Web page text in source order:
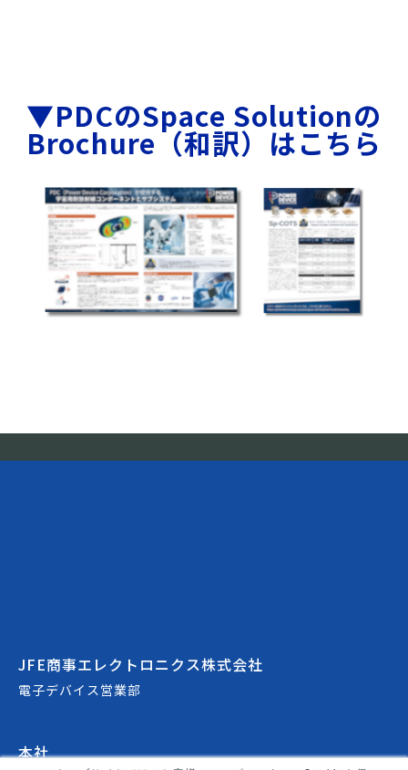
▼PDCのSpace Solutionの
Brochure（和訳）はこちら
JFE商事エレクトロニクス株式会社
電子デバイス営業部
本社